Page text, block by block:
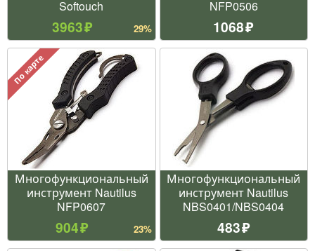
Softouch
3963 29%
NFP0506
1068
По карте
Многофункциональный
инструмент Nautilus
NFP0607
904 23%
Многофункциональный
инструмент Nautilus
NBS0401/NBS0404
483